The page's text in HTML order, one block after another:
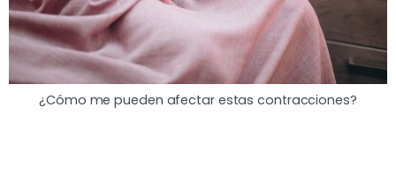
¿Cómo me pueden afectar estas contracciones?